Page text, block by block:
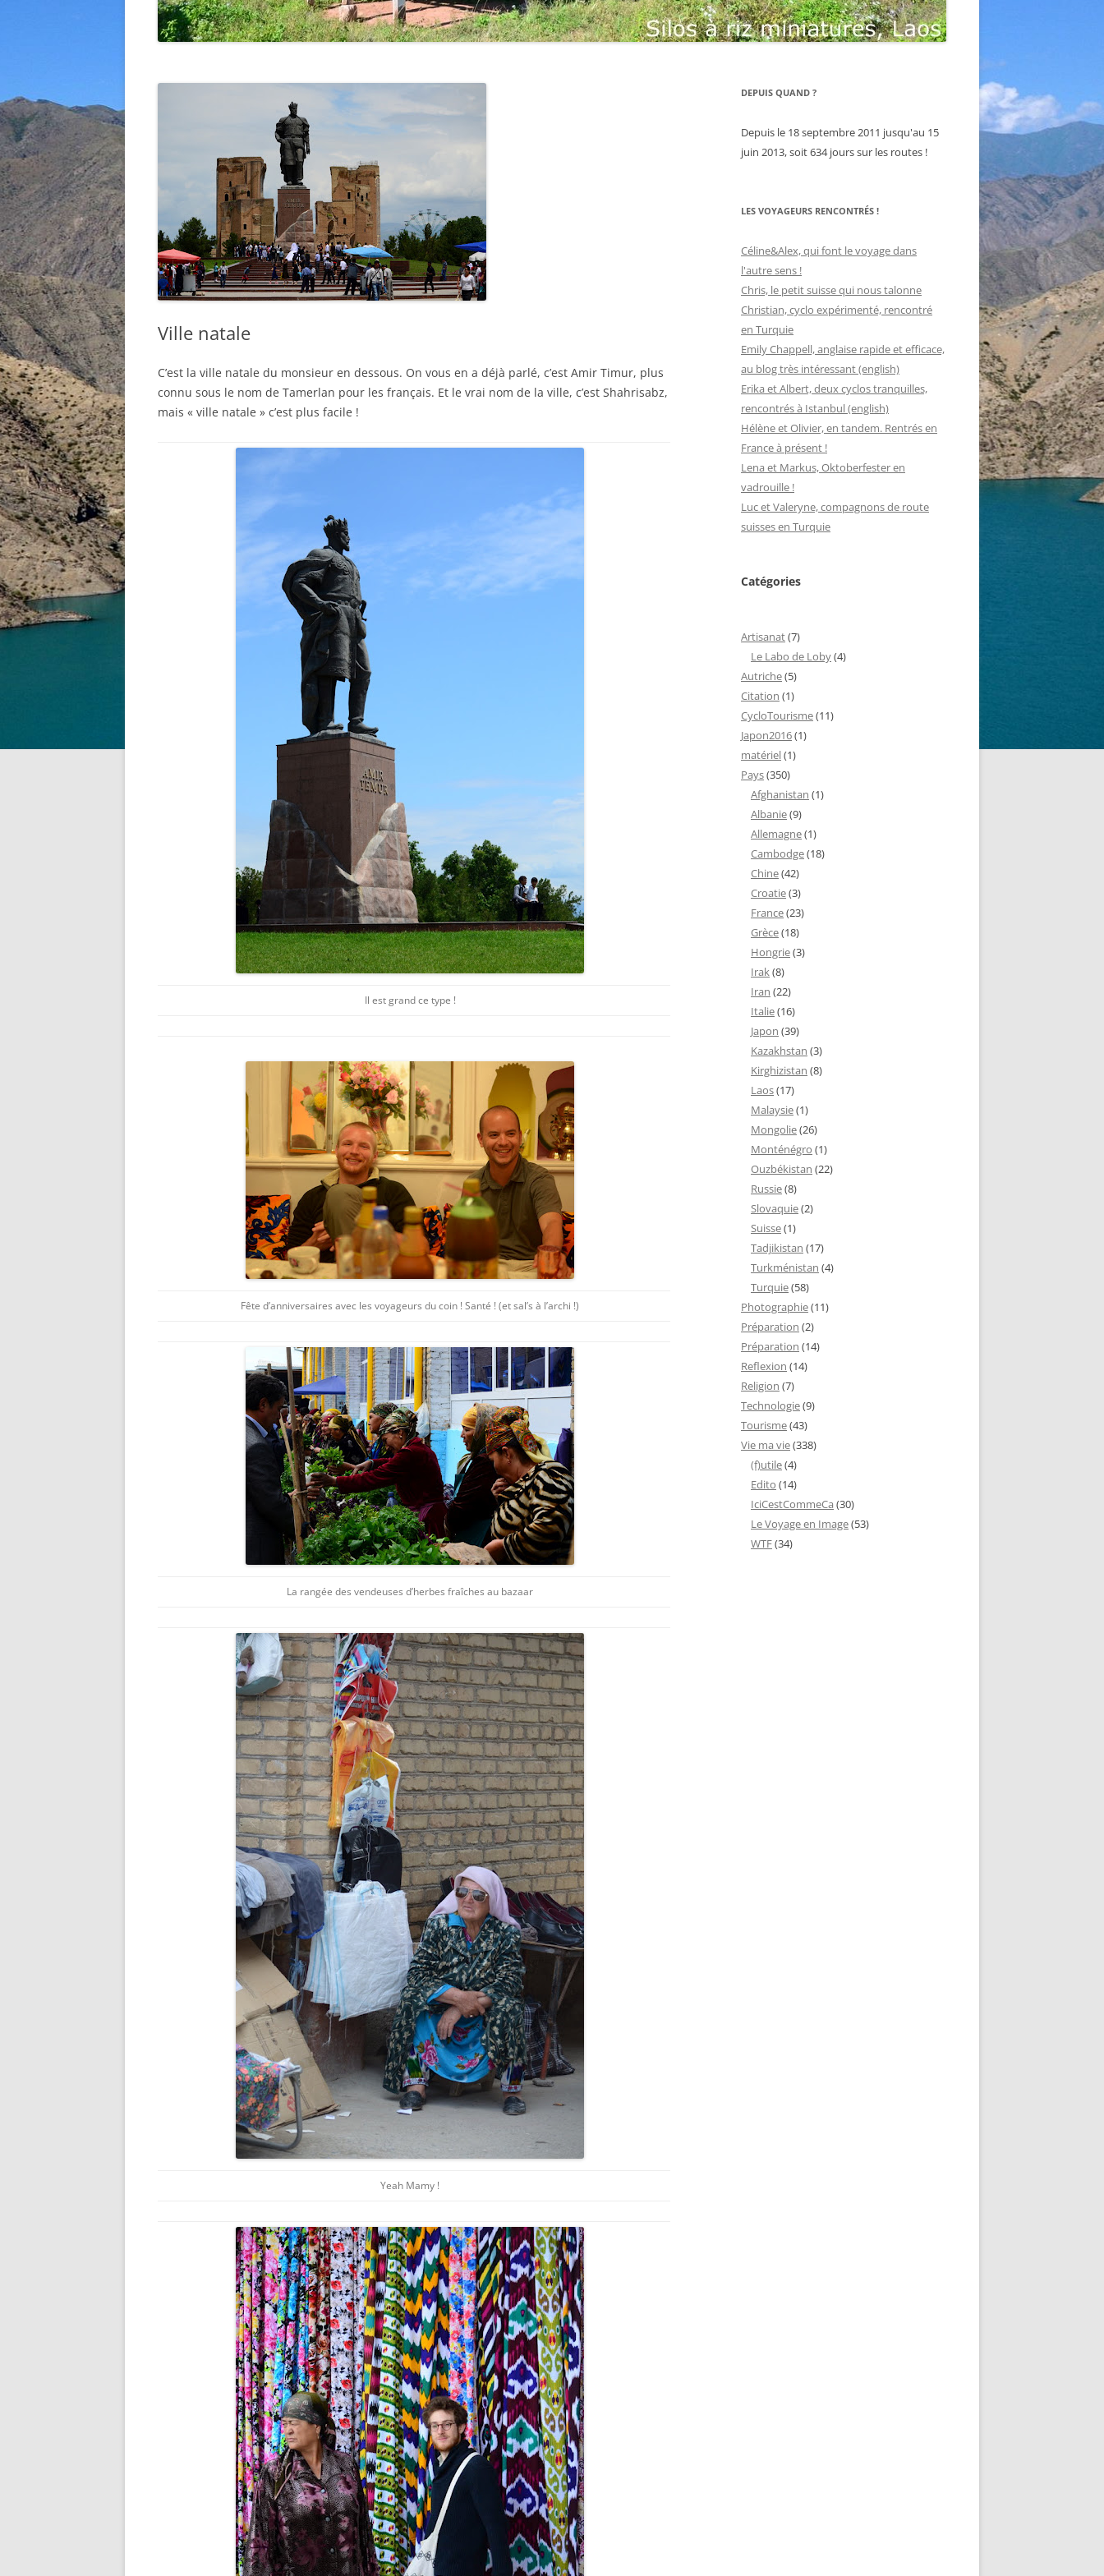
Ville natale
C’est la ville natale du monsieur en dessous. On vous en a déjà parlé, c’est Amir Timur, plus
connu sous le nom de Tamerlan pour les français. Et le vrai nom de la ville, c’est Shahrisabz,
mais « ville natale » c’est plus facile !
Il est grand ce type !
Fête d’anniversaires avec les voyageurs du coin ! Santé ! (et sal’s à l’archi !)
La rangée des vendeuses d’herbes fraîches au bazaar
Yeah Mamy !
DEPUIS QUAND ?
Depuis le 18 septembre 2011 jusqu'au 15
juin 2013, soit 634 jours sur les routes !
LES VOYAGEURS RENCONTRÉS !
Céline&Alex, qui font le voyage dans
l'autre sens !
Chris, le petit suisse qui nous talonne
Christian, cyclo expérimenté, rencontré
en Turquie
Emily Chappell, anglaise rapide et efficace,
au blog très intéressant (english)
Erika et Albert, deux cyclos tranquilles,
rencontrés à Istanbul (english)
Hélène et Olivier, en tandem. Rentrés en
France à présent !
Lena et Markus, Oktoberfester en
vadrouille !
Luc et Valeryne, compagnons de route
suisses en Turquie
Catégories
Artisanat(7)
Le Labo de Loby(4)
Autriche(5)
Citation (1)
CycloTourisme(11)
Japon2016(1)
matériel(1)
Pays(350)
Afghanistan (1)
Albanie(9)
Allemagne(1)
Cambodge(18)
Chine(42)
Croatie(3)
France(23)
Grèce(18)
Hongrie(3)
Irak(8)
Iran (22)
Italie(16)
Japon (39)
Kazakhstan (3)
Kirghizistan (8)
Laos(17)
Malaysie(1)
Mongolie(26)
Monténégro (1)
Ouzbékistan (22)
Russie(8)
Slovaquie(2)
Suisse(1)
Tadjikistan (17)
Turkménistan (4)
Turquie(58)
Photographie(11)
Préparation (2)
Préparation (14)
Reflexion (14)
Religion (7)
Technologie(9)
Tourisme(43)
Vie ma vie(338)
(f)utile(4)
Edito (14)
IciCestCommeCa (30)
Le Voyage en Image(53)
WTF(34)